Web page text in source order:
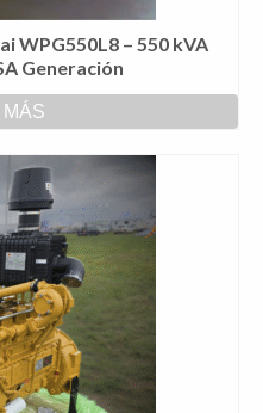
WPG550L8 – 550 kVA
Generación
MÁS